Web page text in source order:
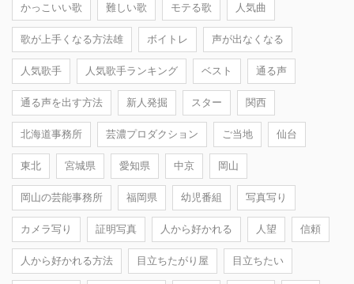
かっこいい歌 難しい歌 モテる歌 人気曲
歌が上手くなる方法雄 ボイトレ 声が出なくなる
人気歌手 人気歌手ランキング ベスト 通る声
通る声を出す方法 新人発掘 スター 関西
北海道事務所 芸濃プロダクション ご当地 仙台
東北 宮城県 愛知県 中京 岡山
岡山の芸能事務所 福岡県 幼児番組 写真写り
カメラ写り 証明写真 人から好かれる 人望 信頼
人から好かれる方法 目立ちたがり屋 目立ちたい